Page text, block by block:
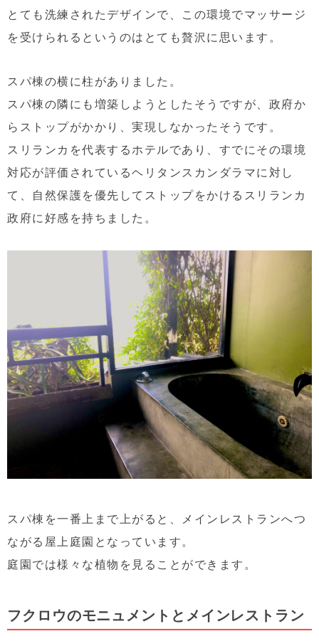
とても洗練されたデザインで、この環境でマッサージ
を受けられるというのはとても贅沢に思います。
スパ棟の横に柱がありました。
スパ棟の隣にも増築しようとしたそうですが、政府か
らストップがかかり、実現しなかったそうです。
スリランカを代表するホテルであり、すでにその環境
対応が評価されているヘリタンスカンダラマに対し
て、自然保護を優先してストップをかけるスリランカ
政府に好感を持ちました。
スパ棟を一番上まで上がると、メインレストランへつ
ながる屋上庭園となっています。
庭園では様々な植物を見ることができます。
フクロウのモニュメントとメインレストラン